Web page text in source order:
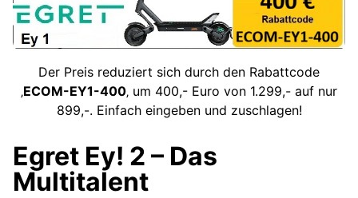
Der Preis reduziert sich durch den Rabattcode
‚ECOM-EY1-400‚ um 400,- Euro von 1.299,- auf nur
899,-. Einfach eingeben und zuschlagen!
Egret Ey! 2 – Das
Multitalent